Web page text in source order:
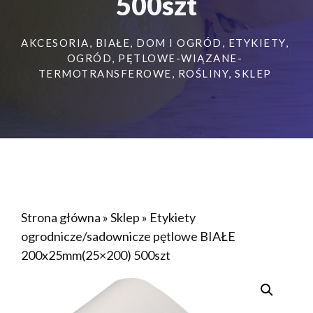
AKCESORIA, BIAŁE, DOM I OGRÓD , ETYKIETY,
OGRÓD, PĘTLOWE-WIĄZANE-
TERMOTRANSFEROWE, ROŚLINY, SKLEP
Strona główna »Sklep » Etykiety
ogrodnicze/sadownicze pętlowe BIAŁE
200x25mm(25×200) 500szt